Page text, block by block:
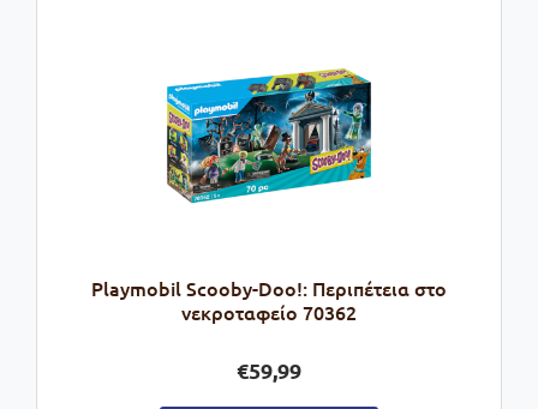
Playmobil Scooby-Doo!: Περιπέτεια στο
νεκροταφείο 70362
€59,99